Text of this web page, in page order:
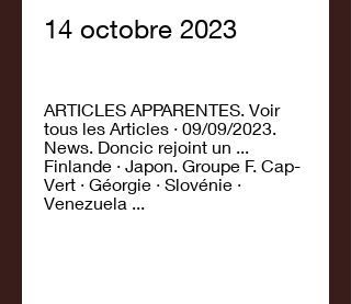
14 octobre 2023
ARTICLES APPARENTES. Voir
tous les Articles · 09/09/2023.
News. Doncic rejoint un ...
Finlande · Japon. Groupe F. Cap-
Vert · Géorgie · Slovénie ·
Venezuela ...